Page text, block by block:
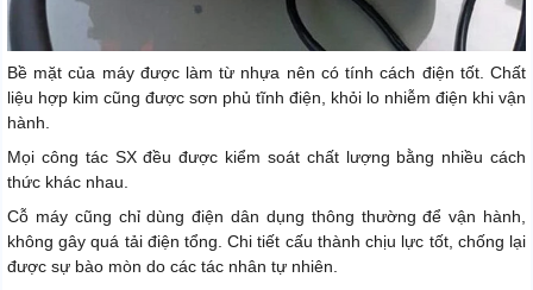
Bề mặt của máy được làm từ nhựa nên có tính cách điện tốt. Chất
liệu hợp kim cũng được sơn phủ tĩnh điện, khỏi lo nhiễm điện khi vận
hành.
Mọi công tác SX đều được kiểm soát chất lượng bằng nhiều cách
thức khác nhau.
Cỗ máy cũng chỉ dùng điện dân dụng thông thường để vận hành,
không gây quá tải điện tổng. Chi tiết cấu thành chịu lực tốt, chống lại
được sự bào mòn do các tác nhân tự nhiên.